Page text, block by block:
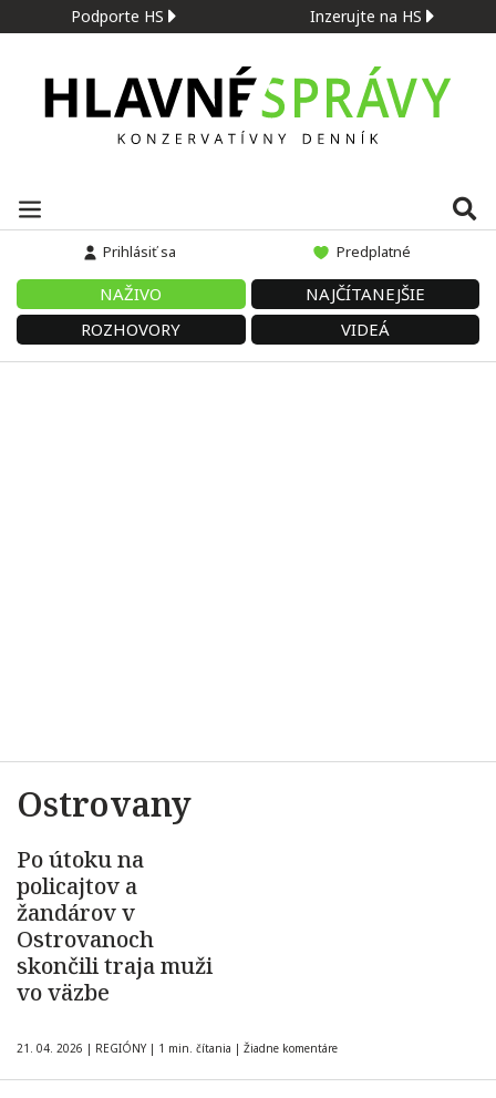
Podporte HS Inzerujte na HS
Prihlásiť sa Predplatné
NAŽIVO
NAJČÍTANEJŠIE
ROZHOVORY
VIDEÁ
Ostrovany
Po útoku na
policajtov a
žandárov v
Ostrovanoch
skončili traja muži
vo väzbe
21. 04. 2026 | REGIÓNY | 1 min. čítania | Žiadne komentáre